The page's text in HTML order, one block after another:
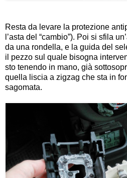
Resta da levare la protezione
l’asta del “cambio”). Poi si sfila
da una rondella, e la guida del
il pezzo sul quale bisogna
sto tenendo in mano, già
quella liscia a zigzag che sta in
sagomata.